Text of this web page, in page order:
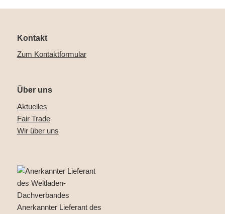
Kontakt
Zum Kontaktformular
Über uns
Aktuelles
Fair Trade
Wir über uns
Anerkannter Lieferant des